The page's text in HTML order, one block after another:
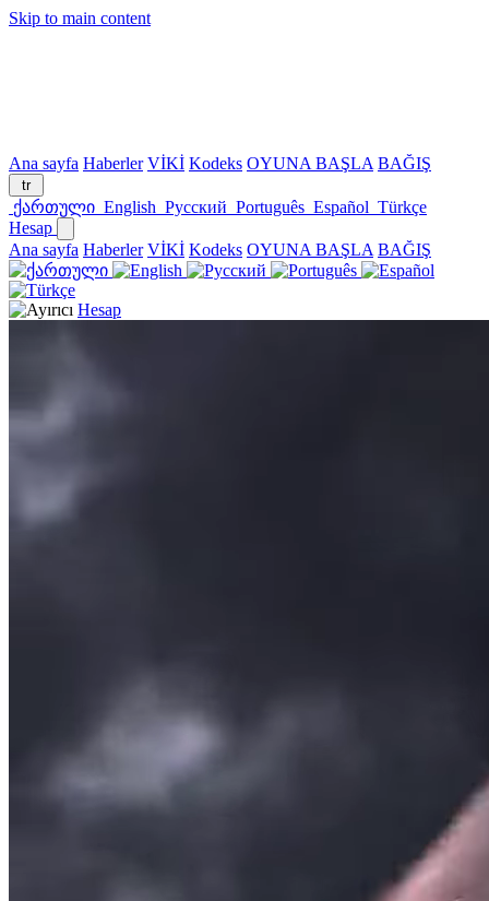
Skip to main content
Ana sayfa Haberler VİKİ Kodeks OYUNA BAŞLA BAĞIŞ
tr
ქართული English Русский Português Español Türkçe
Hesap
Ana sayfa Haberler VİKİ Kodeks OYUNA BAŞLA BAĞIŞ
Hesap